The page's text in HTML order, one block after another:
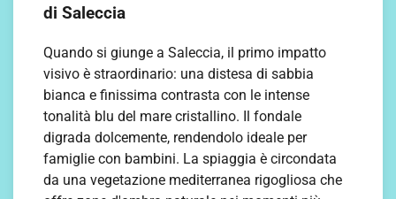
di Saleccia
Quando si giunge a Saleccia, il primo impatto
visivo è straordinario: una distesa di sabbia
bianca e finissima contrasta con le intense
tonalità blu del mare cristallino. Il fondale
digrada dolcemente, rendendolo ideale per
famiglie con bambini. La spiaggia è circondata
da una vegetazione mediterranea rigogliosa che